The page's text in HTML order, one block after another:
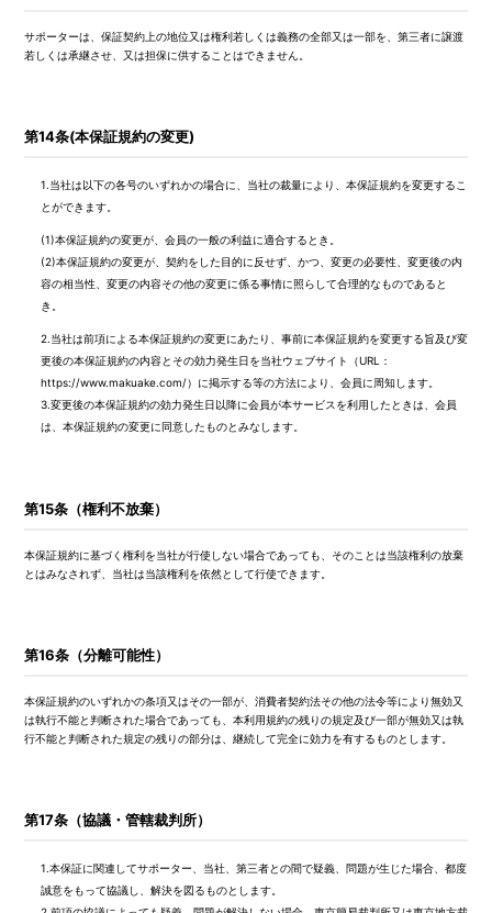
サポーターは、保証契約上の地位又は権利若しくは義務の全部又は一部を、第三者に譲渡
若しくは承継させ、又は担保に供することはできません。
第14条(本保証規約の変更)
1.当社は以下の各号のいずれかの場合に、当社の裁量により、本保証規約を変更するこ
とができます。
(1)本保証規約の変更が、会員の一般の利益に適合するとき。
(2)本保証規約の変更が、契約をした目的に反せず、かつ、変更の必要性、変更後の内
容の相当性、変更の内容その他の変更に係る事情に照らして合理的なものであると
き。
2.当社は前項による本保証規約の変更にあたり、事前に本保証規約を変更する旨及び変
更後の本保証規約の内容とその効力発生日を当社ウェブサイト（URL：
https://www.makuake.com/）に掲示する等の方法により、会員に周知します。
3.変更後の本保証規約の効力発生日以降に会員が本サービスを利用したときは、会員
は、本保証規約の変更に同意したものとみなします。
第15条（権利不放棄）
本保証規約に基づく権利を当社が行使しない場合であっても、そのことは当該権利の放棄
とはみなされず、当社は当該権利を依然として行使できます。
第16条（分離可能性）
本保証規約のいずれかの条項又はその一部が、消費者契約法その他の法令等により無効又
は執行不能と判断された場合であっても、本利用規約の残りの規定及び一部が無効又は執
行不能と判断された規定の残りの部分は、継続して完全に効力を有するものとします。
第17条（協議・管轄裁判所）
1.本保証に関連してサポーター、当社、第三者との間で疑義、問題が生じた場合、都度
誠意をもって協議し、解決を図るものとします。